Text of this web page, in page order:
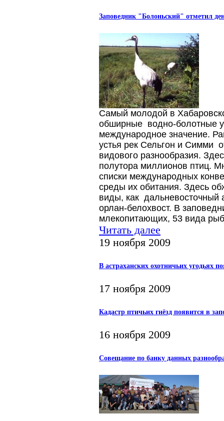
Заповедник "Болоньский" отметил
Самый молодой в
обширные водно-болотные
международное значение.
устья рек Сельгон и Симми
видового разнообразия.
полутора миллионов птиц.
списки международных
среды их обитания. Здесь
виды, как дальневосточный
орлан-белохвост. В
млекопитающих, 53 вида
Читать далее
19 ноября 2009
В астраханских охотничьих угодьях
17 ноября 2009
Кадастр птичьих гнёзд появится в
16 ноября 2009
Совещание по банку данных